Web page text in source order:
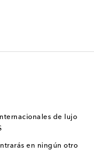
de lujo
en ningún otro